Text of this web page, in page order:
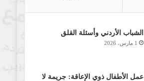
الشباب الأردني وأسئلة القلق
1 مارس، 2026
عمل الأطفال ذوي الإعاقة: جريمة لا